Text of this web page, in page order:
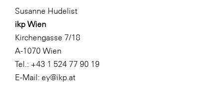
Susanne Hudelist
ikp Wien
Kirchengasse 7/18
A-1070 Wien
Tel.: +43 1 524 77 90 19
E-Mail: ey@ikp.at